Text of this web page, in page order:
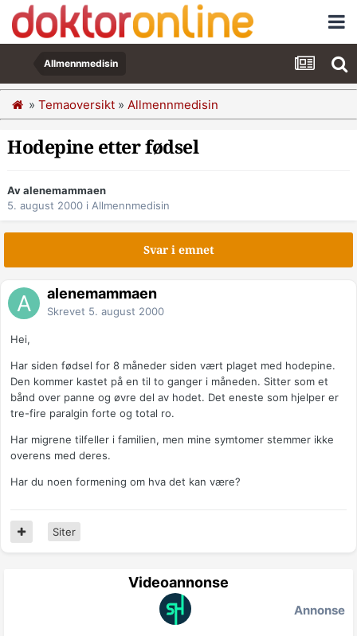
Allmennmedisin
» Temaoversikt » Allmennmedisin
Hodepine etter fødsel
Av alenemammaen
5. august 2000 i Allmennmedisin
Svar i emnet
alenemammaen
Skrevet 5. august 2000
Hei,
Har siden fødsel for 8 måneder siden vært plaget med hodepine.
Den kommer kastet på en til to ganger i måneden. Sitter som et
bånd over panne og øvre del av hodet. Det eneste som hjelper er
tre-fire paralgin forte og total ro.
Har migrene tilfeller i familien, men mine symtomer stemmer ikke
overens med deres.
Har du noen formening om hva det kan være?
Siter
Videoannonse
Annonse